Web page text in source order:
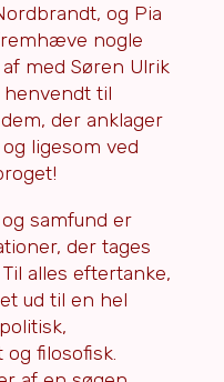
og Pia
nogle
med Søren Ulrik
henvendt til
der anklager
ligesom ved
samfund er
der tages
alles eftertanke,
ud til en hel
filosofisk.